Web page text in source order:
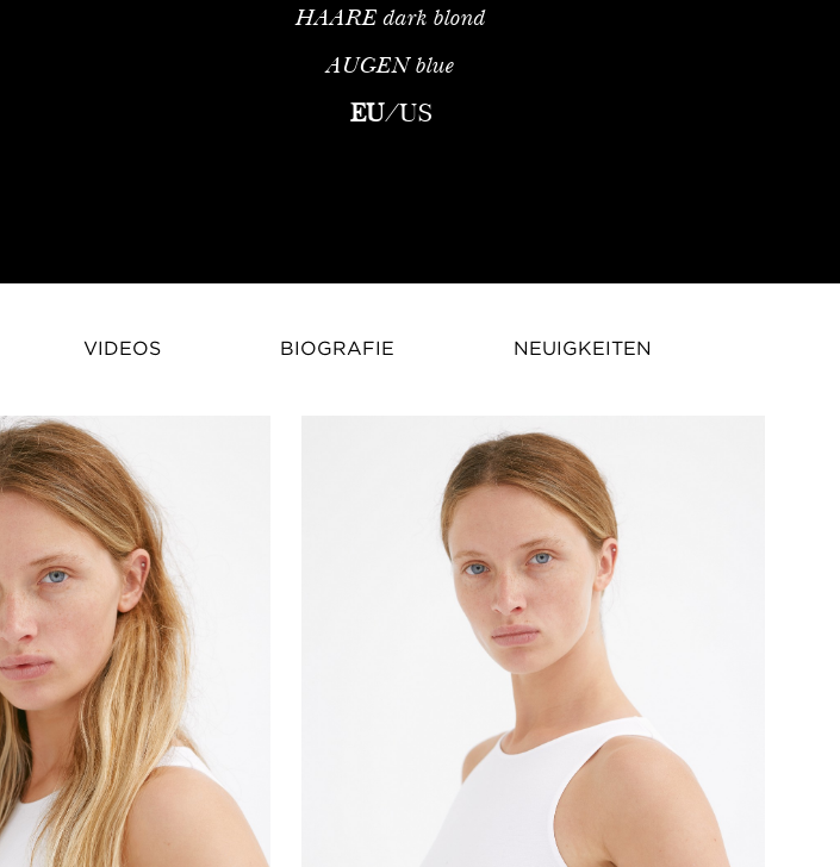
HAARE dark blond
AUGEN blue
EU/US
Martha Viidas ist ein angesehenes Fotomodell, das für seine auffallende Präsenz und
VIDEOS BIOGRAFIE NEUIGKEITEN